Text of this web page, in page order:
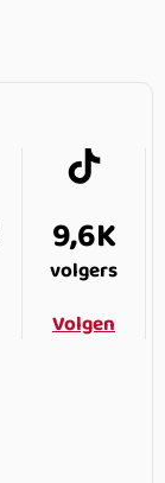
9,6K
volgers
Volgen